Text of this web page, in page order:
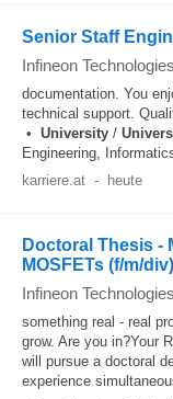
Senior Staff
Infineon
documentation. You
technical support.
• University /
Engineering,
karriere.at - heute
Doctoral Thesis -
MOSFETs (f/m/div)
Infineon
something real - real
grow. Are you in?Your
will pursue a doctoral
experience